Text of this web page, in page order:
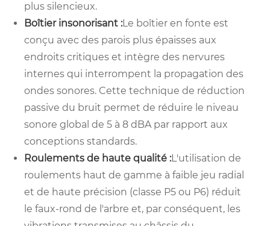
plus silencieux.
Boîtier insonorisant :Le boîtier en fonte est
conçu avec des parois plus épaisses aux
endroits critiques et intègre des nervures
internes qui interrompent la propagation des
ondes sonores. Cette technique de réduction
passive du bruit permet de réduire le niveau
sonore global de 5 à 8 dBA par rapport aux
conceptions standards.
Roulements de haute qualité :L'utilisation de
roulements haut de gamme à faible jeu radial
et de haute précision (classe P5 ou P6) réduit
le faux-rond de l'arbre et, par conséquent, les